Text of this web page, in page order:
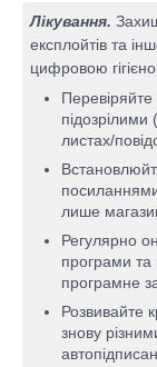
Лікування.
експлойтів та
цифровою
листах/
посиланнями
лише
Регулярно
програми та
програмне
Розвивайте
знову